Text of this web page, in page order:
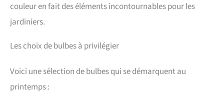
couleur en fait des éléments incontournables pour les
jardiniers.
Les choix de bulbes à privilégier
Voici une sélection de bulbes qui se démarquent au
printemps :